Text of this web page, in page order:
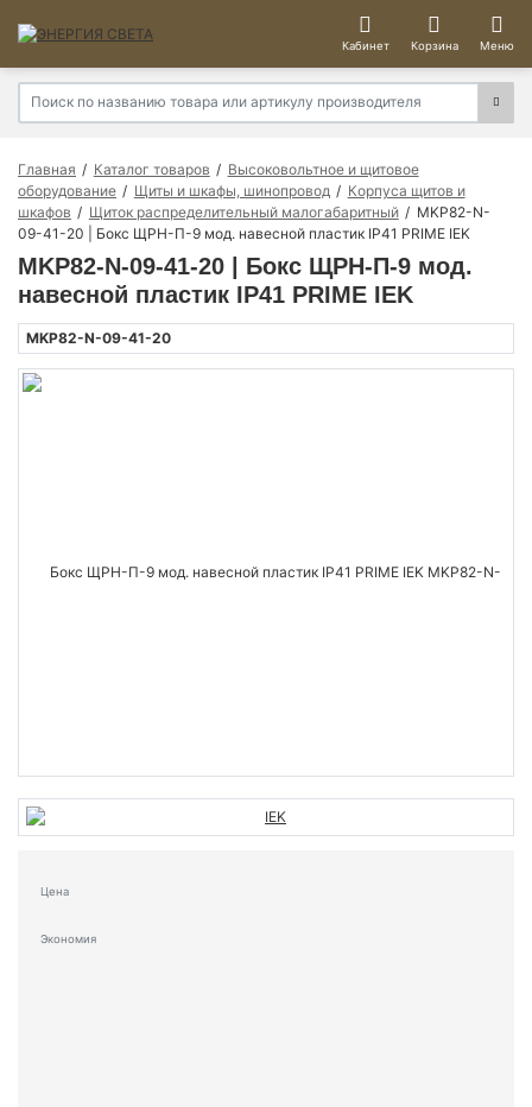
Кабинет Корзина Меню
Главная Каталог товаров
Высоковольтное и щитовое
оборудование
Щиты и шкафы, шинопровод
Корпуса щитов и
шкафов
Щиток распределительный малогабаритный
MKP82-N-
09-41-20 | Бокс ЩРН-П-9 мод. навесной пластик IP41 PRIME IEK
MKP82-N-09-41-20 | Бокс ЩРН-П-9 мод.
навесной пластик IP41 PRIME IEK
MKP82-N-09-41-20
Цена
Экономия